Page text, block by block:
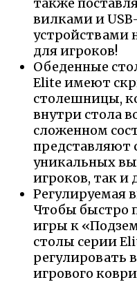
вилками и
устройствами
для игроков!
Обеденные
Elite имеют
столешницы,
внутри стола
сложенном
представляют
уникальных
игроков, так и
Регулируемая
Чтобы быстро
игры к
столы серии
регулировать
игрового